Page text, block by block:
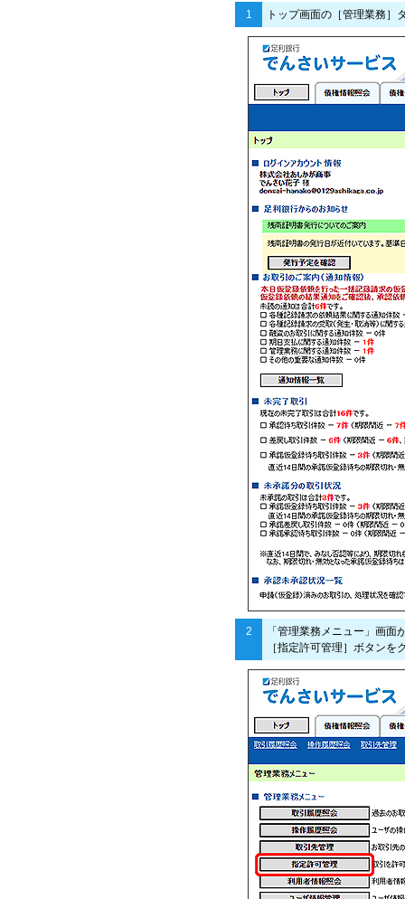
1 トップ画面の［管理業務］
2
「管理業務メニュー」画面
［指定許可管理］ボタンを